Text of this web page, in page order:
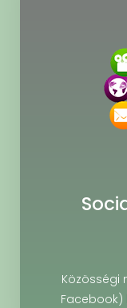
Közösségi
Facebook)